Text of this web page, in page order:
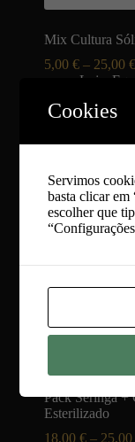
Mix Cultura
5,00 € – 25,00 €
Loja
PROMOÇÃO !!!
Pack Seringa +
Esterilizado
18,00 € – 25,00
Cookies
Servimos
basta clicar
escolher que